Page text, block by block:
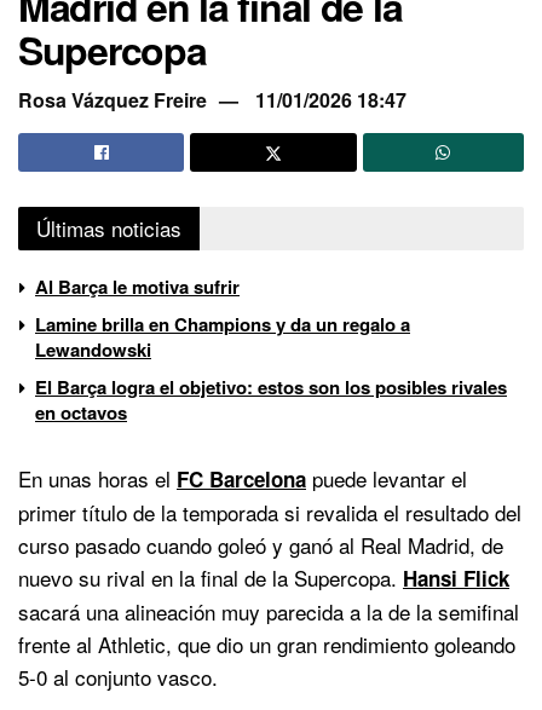
Supercopa
Rosa Vázquez Freire 11/01/2026 18:47
Últimas noticias
Al Barça le motiva sufrir
Lamine brilla en Champions y da un regalo a
Lewandowski
El Barça logra el objetivo: estos son los posibles rivales
en octavos
En unas horas el FC Barcelona puede levantar el
primer título de la temporada si revalida el resultado del
curso pasado cuando goleó y ganó al Real Madrid, de
nuevo su rival en la final de la Supercopa. Hansi Flick
sacará una alineación muy parecida a la de la semifinal
frente al Athletic, que dio un gran rendimiento goleando
5-0 al conjunto vasco.